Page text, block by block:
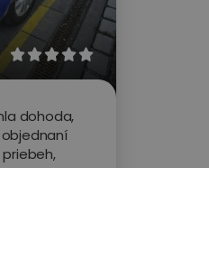

dohoda,